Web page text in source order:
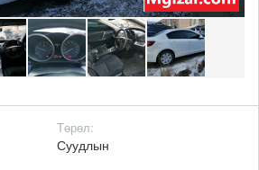
Төрөл:
Суудлын